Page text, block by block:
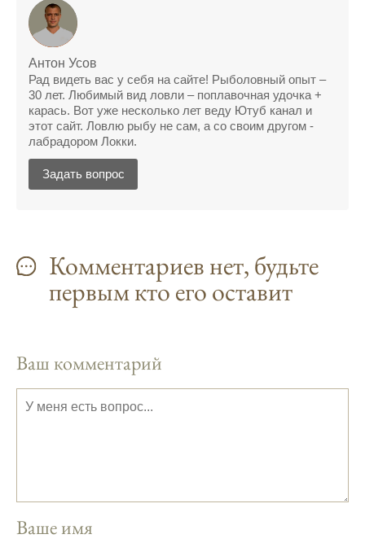
Учитывайте фазы луны при планировании
рыбалки и проверяйте прогноз клева.
Находитесь в Московской области? Это
прекрасное место для рыбалки, и прогноз
клева вам в помощь.
Прогноз клева учитывает разные факторы,
и это делает его надежным.
Я всегда учитываю фазы луны и погодные
точных результатов.
Благодаря точному прогнозу, я смог
Сегодняшний прогноз клева на реке
Ожидается хороший улов в январе, с
месяцы.
Инструкция по подготовке к рыбалке
Антон Усов
Рад видеть вас у себя на сайте! Рыболовный опыт –
30 лет. Любимый вид ловли – поплавочная удочка +
карась. Вот уже несколько лет веду Ютуб канал и
этот сайт. Ловлю рыбу не сам, а со своим другом -
лабрадором Локки.
Задать вопрос
Комментариев нет, будьте
первым кто его оставит
Ваш комментарий
Ваше имя